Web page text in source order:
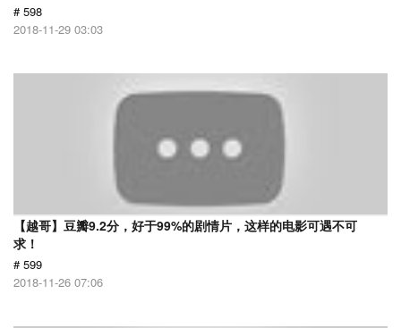
# 598
2018-11-29 03:03
【越哥】豆瓣9.2分，好于99%的剧情片，这样的电影可遇不可
求！
# 599
2018-11-26 07:06